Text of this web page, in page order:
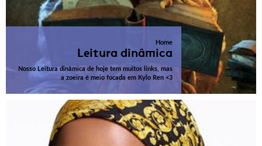
Home
Leitura dinâmica
Nosso Leitura dinâmica de hoje tem muitos links, mas
a zoeira é meio focada em Kylo Ren <3